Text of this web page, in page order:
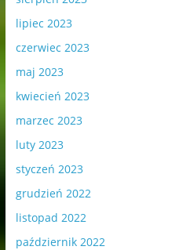
lipiec 2023
czerwiec 2023
maj 2023
kwiecień 2023
marzec 2023
luty 2023
styczeń 2023
grudzień 2022
listopad 2022
październik 2022